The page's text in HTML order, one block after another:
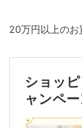
20万円以上の